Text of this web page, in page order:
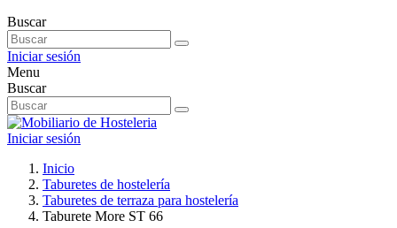
Buscar
Iniciar sesión
Menu
Buscar
Iniciar sesión
Inicio
Taburetes de hostelería
Taburetes de terraza para hostelería
Taburete More ST 66